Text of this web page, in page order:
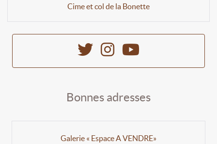
Cime et col de la Bonette
Bonnes adresses
Galerie « Espace A VENDRE»